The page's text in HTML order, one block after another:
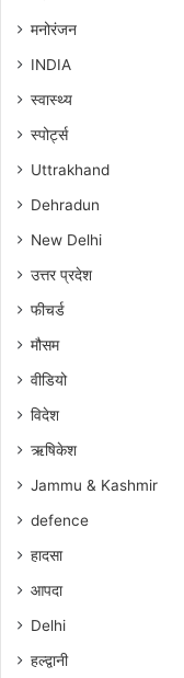
मनोरंजन
INDIA
स्वास्थ्य
स्पोर्ट्स
Uttrakhand
Dehradun
New Delhi
उत्तर प्रदेश
फीचर्ड
मौसम
वीडियो
विदेश
ऋषिकेश
Jammu & Kashmir
defence
हादसा
आपदा
Delhi
हल्द्वानी